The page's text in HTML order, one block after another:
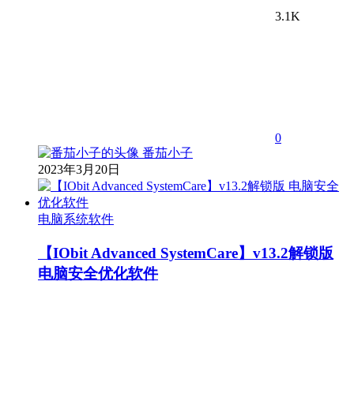
3.1K
0
番茄小子
2023年3月20日
电脑系统软件
【IObit Advanced SystemCare】v13.2解锁版
电脑安全优化软件